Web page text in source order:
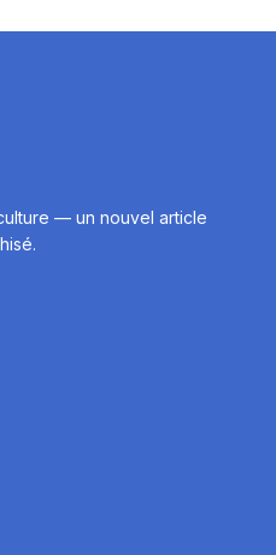
— un nouvel article